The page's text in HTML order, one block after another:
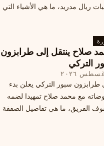
ريال مدريد، ما هي الأشياء التي
صلاح ينتقل إلى طرابزون
التركي
طرابزون سبور التركي يعلن بدء
مع محمد صلاح تمهيدا لضمه
الفريق، ما هي تفاصيل الصفقة